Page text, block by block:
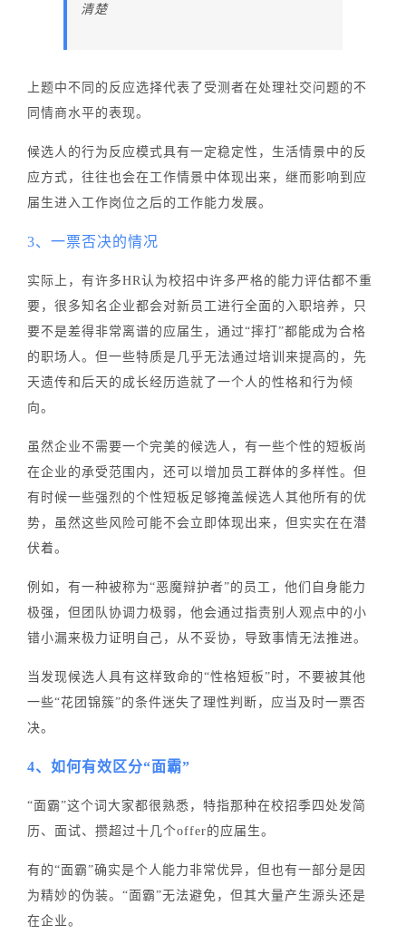
清楚
上题中不同的反应选择代表了受测者在处理社交问题的不
同情商水平的表现。
候选人的行为反应模式具有一定稳定性，生活情景中的反
应方式，往往也会在工作情景中体现出来，继而影响到应
届生进入工作岗位之后的工作能力发展。
3、一票否决的情况
实际上，有许多HR认为校招中许多严格的能力评估都不重
要，很多知名企业都会对新员工进行全面的入职培养，只
要不是差得非常离谱的应届生，通过“摔打”都能成为合格
的职场人。但一些特质是几乎无法通过培训来提高的，先
天遗传和后天的成长经历造就了一个人的性格和行为倾
向。
虽然企业不需要一个完美的候选人，有一些个性的短板尚
在企业的承受范围内，还可以增加员工群体的多样性。但
有时候一些强烈的个性短板足够掩盖候选人其他所有的优
势，虽然这些风险可能不会立即体现出来，但实实在在潜
伏着。
例如，有一种被称为“恶魔辩护者”的员工，他们自身能力
极强，但团队协调力极弱，他会通过指责别人观点中的小
错小漏来极力证明自己，从不妥协，导致事情无法推进。
当发现候选人具有这样致命的“性格短板”时，不要被其他
一些“花团锦簇”的条件迷失了理性判断，应当及时一票否
决。
4、如何有效区分“面霸”
“面霸”这个词大家都很熟悉，特指那种在校招季四处发简
历、面试、攒超过十几个offer的应届生。
有的“面霸”确实是个人能力非常优异，但也有一部分是因
为精妙的伪装。 “面霸”无法避免，但其大量产生源头还是
在企业。